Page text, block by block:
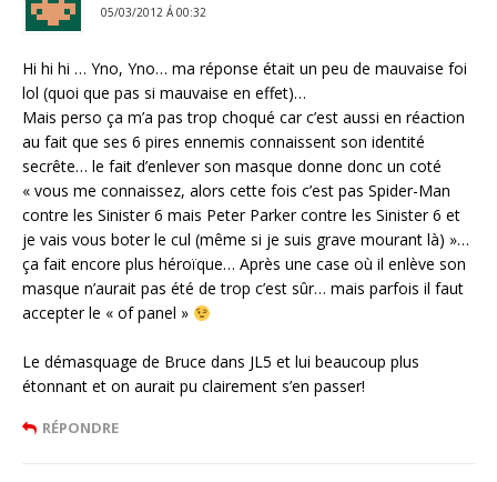
05/03/2012 Á 00:32
Hi hi hi … Yno, Yno… ma réponse était un peu de mauvaise foi
lol (quoi que pas si mauvaise en effet)…
Mais perso ça m’a pas trop choqué car c’est aussi en réaction
au fait que ses 6 pires ennemis connaissent son identité
secrête… le fait d’enlever son masque donne donc un coté
« vous me connaissez, alors cette fois c’est pas Spider-Man
contre les Sinister 6 mais Peter Parker contre les Sinister 6 et
je vais vous boter le cul (même si je suis grave mourant là) »…
ça fait encore plus héroïque… Après une case où il enlève son
masque n’aurait pas été de trop c’est sûr… mais parfois il faut
accepter le « of panel »
Le démasquage de Bruce dans JL5 et lui beaucoup plus
étonnant et on aurait pu clairement s’en passer!
RÉPONDRE